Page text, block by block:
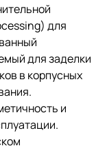
для
для заделки
в корпусных
и